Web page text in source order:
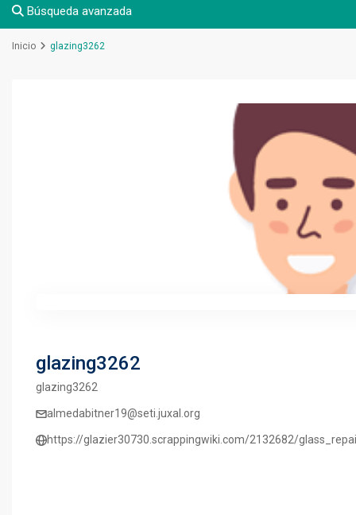
Búsqueda avanzada
Inicio glazing3262
glazing3262
glazing3262
almedabitner19@seti.juxal.org
https://glazier30730.scrappingwiki.com/2132682/